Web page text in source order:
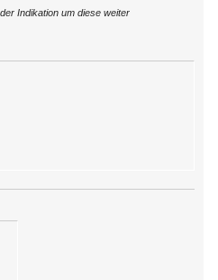
Indikation um diese weiter